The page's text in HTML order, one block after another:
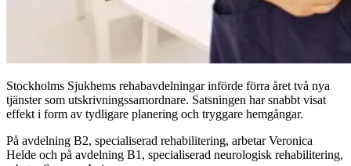
Stockholms Sjukhems rehabavdelningar införde förra året två nya
tjänster som utskrivningssamordnare. Satsningen har snabbt visat
effekt i form av tydligare planering och tryggare hemgångar.
På avdelning B2, specialiserad rehabilitering, arbetar Veronica
Helde och på avdelning B1, specialiserad neurologisk rehabilitering,